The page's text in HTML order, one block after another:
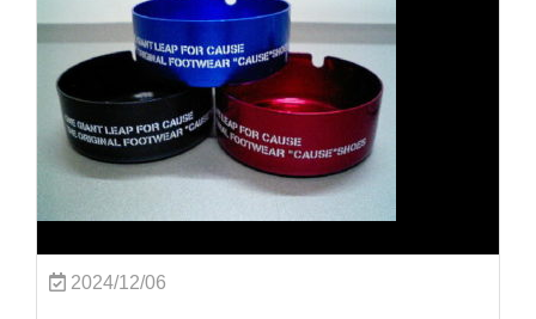
2024/12/06